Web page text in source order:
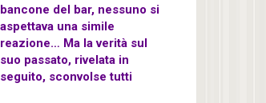
bancone del bar, nessuno si
aspettava una simile
reazione… Ma la verità sul
suo passato, rivelata in
seguito, sconvolse tutti